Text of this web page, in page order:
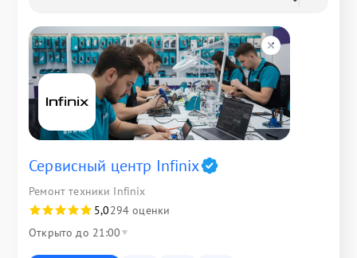
Сервисный центр Infinix
Ремонт техники Infinix
5,0294 оценки
Открыто до 21:00